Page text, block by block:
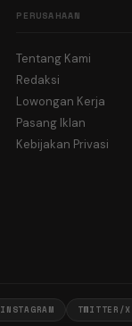
PERUSAHAAN
Tentang Kami
Redaksi
Lowongan Kerja
Pasang Iklan
Kebijakan Privasi
INSTAGRAM TWITTER/X